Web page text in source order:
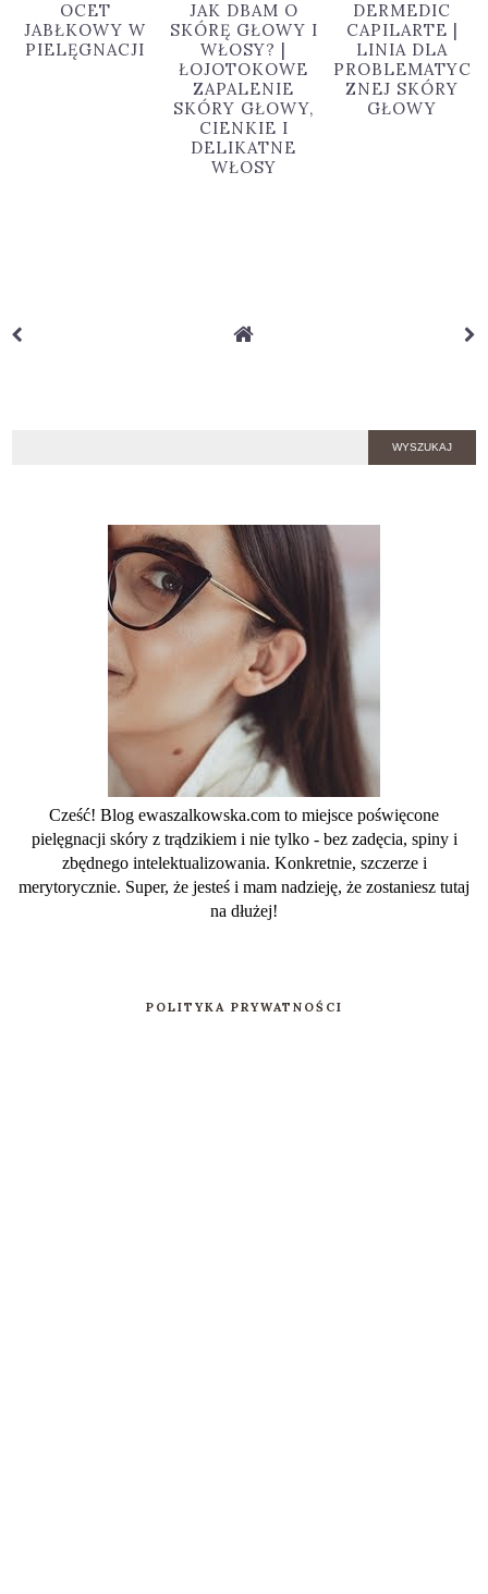
OCET
JABŁKOWY W
PIELĘGNACJI
JAK DBAM O
SKÓRĘ GŁOWY I
WŁOSY? |
ŁOJOTOKOWE
ZAPALENIE
SKÓRY GŁOWY,
CIENKIE I
DELIKATNE
WŁOSY
DERMEDIC
CAPILARTE |
LINIA DLA
PROBLEMATYC
ZNEJ SKÓRY
GŁOWY
Cześć! Blog ewaszalkowska.com to miejsce poświęcone
pielęgnacji skóry z trądzikiem i nie tylko - bez zadęcia, spiny i
zbędnego intelektualizowania. Konkretnie, szczerze i
merytorycznie. Super, że jesteś i mam nadzieję, że zostaniesz tutaj
na dłużej!
POLITYKA PRYWATNOŚCI